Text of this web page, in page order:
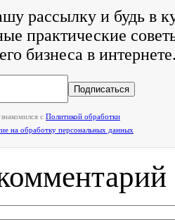
рассылку и будь в
практические
бизнеса в
Подписаться
с Политикой обработки
на обработку персональных данных